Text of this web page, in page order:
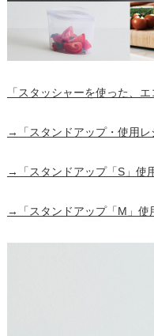
「スタッシャーを使った、
→「スタンドアップ・使用レ
→「スタンドアップ「S」使
→「スタンドアップ「M」使